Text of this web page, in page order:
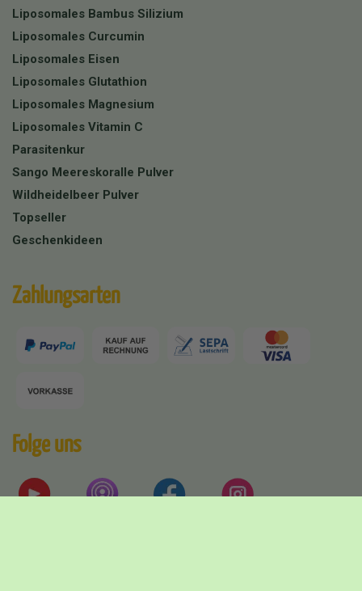
Liposomales Bambus Silizium
Liposomales Curcumin
Liposomales Eisen
Liposomales Glutathion
Liposomales Magnesium
Liposomales Vitamin C
Parasitenkur
Sango Meereskoralle Pulver
Wildheidelbeer Pulver
Topseller
Geschenkideen
Zahlungsarten
Folge uns